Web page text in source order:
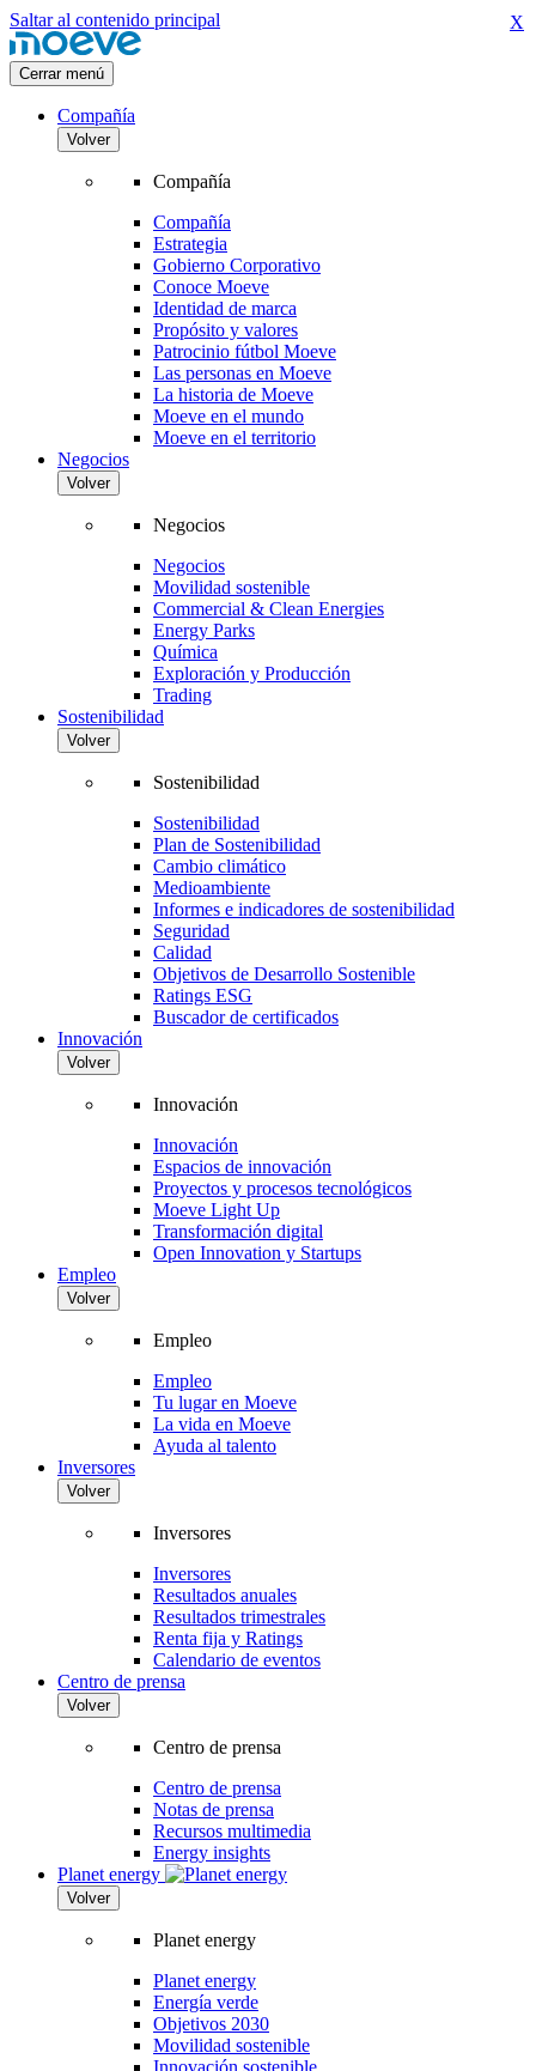
Saltar al contenido principal
Cerrar menú
Compañía
Volver
Compañía
Compañía
Estrategia
Gobierno Corporativo
Conoce Moeve
Identidad de marca
Propósito y valores
Patrocinio fútbol Moeve
Las personas en Moeve
La historia de Moeve
Moeve en el mundo
Moeve en el territorio
Negocios
Volver
Negocios
Negocios
Movilidad sostenible
Commercial & Clean Energies
Energy Parks
Química
Exploración y Producción
Trading
Sostenibilidad
Volver
Sostenibilidad
Sostenibilidad
Plan de Sostenibilidad
Cambio climático
Medioambiente
Informes e indicadores de sostenibilidad
Seguridad
Calidad
Objetivos de Desarrollo Sostenible
Ratings ESG
Buscador de certificados
Innovación
Volver
Innovación
Innovación
Espacios de innovación
Proyectos y procesos tecnológicos
Moeve Light Up
Transformación digital
Open Innovation y Startups
Empleo
Volver
Empleo
Empleo
Tu lugar en Moeve
La vida en Moeve
Ayuda al talento
Inversores
Volver
Inversores
Inversores
Resultados anuales
Resultados trimestrales
Renta fija y Ratings
Calendario de eventos
Centro de prensa
Volver
Centro de prensa
Centro de prensa
Notas de prensa
Recursos multimedia
Energy insights
Planet energy
Volver
Planet energy
Planet energy
Energía verde
Objetivos 2030
Movilidad sostenible
Innovación sostenible
X